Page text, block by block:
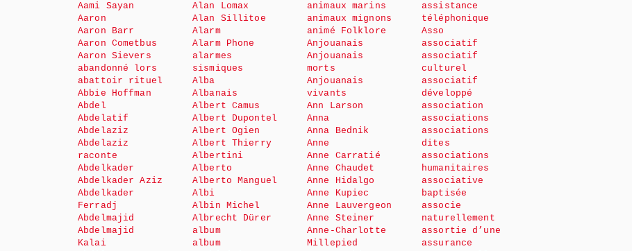
Aami Sayan
Aaron
Aaron Barr
Aaron Cometbus
Aaron Sievers
abandonné lors
abattoir rituel
Abbie Hoffman
Abdel
Abdelatif
Abdelaziz
Abdelaziz
raconte
Abdelkader
Abdelkader Aziz
Abdelkader
Ferradj
Abdelmajid
Abdelmajid
Kalai
Alan Lomax
Alan Sillitoe
Alarm
Alarm Phone
alarmes
sismiques
Alba
Albanais
Albert Camus
Albert Dupontel
Albert Ogien
Albert Thierry
Albertini
Alberto
Alberto Manguel
Albi
Albin Michel
Albrecht Dürer
album
album
animaux marins
animaux mignons
animé Folklore
Anjouanais
Anjouanais
morts
Anjouanais
vivants
Ann Larson
Anna
Anna Bednik
Anne
Anne Carratié
Anne Chaudet
Anne Hidalgo
Anne Kupiec
Anne Lauvergeon
Anne Steiner
Anne-Charlotte
Millepied
assistance
téléphonique
Asso
associatif
associatif
culturel
associatif
développé
association
associations
associations
dites
associations
humanitaires
associative
baptisée
associe
naturellement
assortie d’une
assurance